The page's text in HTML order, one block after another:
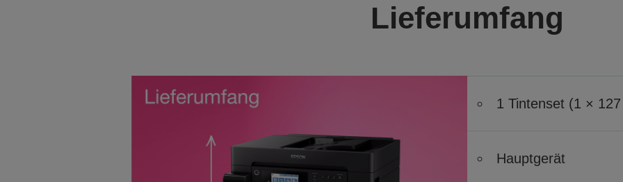
Lieferumfang
1 Tintenset (1 ×
Hauptgerät